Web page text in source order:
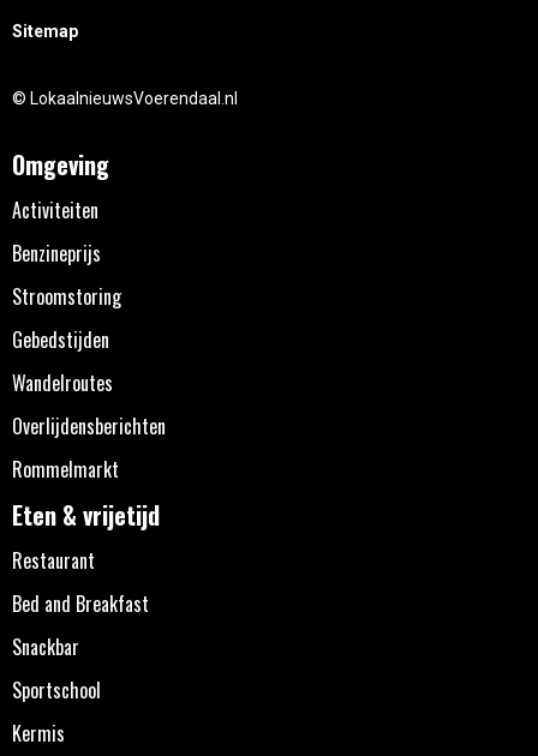
Sitemap
© LokaalnieuwsVoerendaal.nl
Omgeving
Activiteiten
Benzineprijs
Stroomstoring
Gebedstijden
Wandelroutes
Overlijdensberichten
Rommelmarkt
Eten & vrijetijd
Restaurant
Bed and Breakfast
Snackbar
Sportschool
Kermis